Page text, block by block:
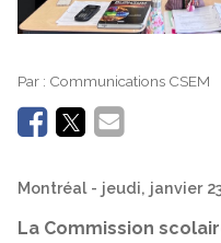
Par : Communications CSEM
Montréal - jeudi, janvier
La Commission